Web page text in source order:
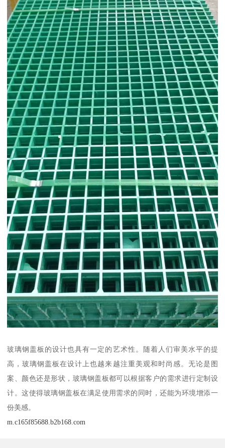
玻璃钢盖板的设计也具有一定的艺术性。随着人们审美水平的提
高，玻璃钢盖板在设计上也越来越注重美观和时尚感。无论是图
案、颜色还是形状，玻璃钢盖板都可以根据客户的需求进行定制设
计。这使得玻璃钢盖板在满足使用需求的同时，还能为环境增添一
份美感。
m.c165f85688.b2b168.com